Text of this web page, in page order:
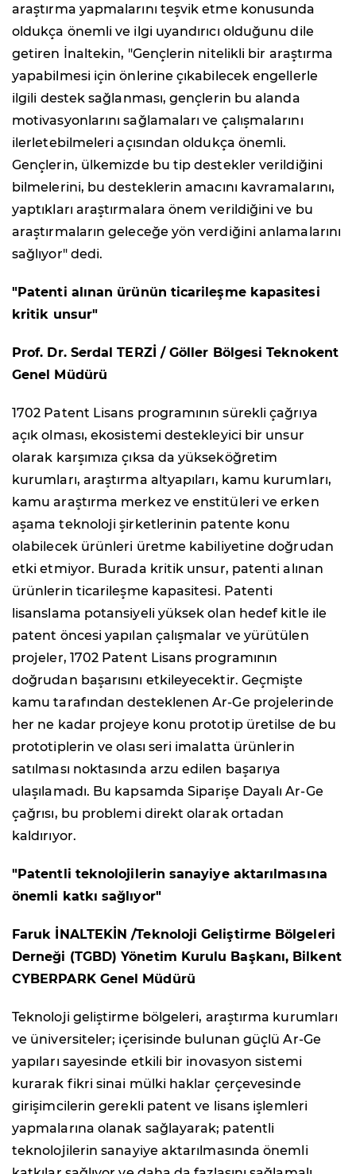
araştırma yapmalarını teşvik etme konusunda
oldukça önemli ve ilgi uyandırıcı olduğunu dile
getiren İnaltekin, "Gençlerin nitelikli bir araştırma
yapabilmesi için önlerine çıkabilecek engellerle
ilgili destek sağlanması, gençlerin bu alanda
motivasyonlarını sağlamaları ve çalışmalarını
ilerletebilmeleri açısından oldukça önemli.
Gençlerin, ülkemizde bu tip destekler verildiğini
bilmelerini, bu desteklerin amacını kavramalarını,
yaptıkları araştırmalara önem verildiğini ve bu
araştırmaların geleceğe yön verdiğini anlamalarını
sağlıyor" dedi.
"Patenti alınan ürünün ticarileşme kapasitesi
kritik unsur"
Prof. Dr. Serdal TERZİ / Göller Bölgesi Teknokent
Genel Müdürü
1702 Patent Lisans programının sürekli çağrıya
açık olması, ekosistemi destekleyici bir unsur
olarak karşımıza çıksa da yükseköğretim
kurumları, araştırma altyapıları, kamu kurumları,
kamu araştırma merkez ve enstitüleri ve erken
aşama teknoloji şirketlerinin patente konu
olabilecek ürünleri üretme kabiliyetine doğrudan
etki etmiyor. Burada kritik unsur, patenti alınan
ürünlerin ticarileşme kapasitesi. Patenti
lisanslama potansiyeli yüksek olan hedef kitle ile
patent öncesi yapılan çalışmalar ve yürütülen
projeler, 1702 Patent Lisans programının
doğrudan başarısını etkileyecektir. Geçmişte
kamu tarafından desteklenen Ar-Ge projelerinde
her ne kadar projeye konu prototip üretilse de bu
prototiplerin ve olası seri imalatta ürünlerin
satılması noktasında arzu edilen başarıya
ulaşılamadı. Bu kapsamda Siparişe Dayalı Ar-Ge
çağrısı, bu problemi direkt olarak ortadan
kaldırıyor.
"Patentli teknolojilerin sanayiye aktarılmasına
önemli katkı sağlıyor"
Faruk İNALTEKİN /Teknoloji Geliştirme Bölgeleri
Derneği (TGBD) Yönetim Kurulu Başkanı, Bilkent
CYBERPARK Genel Müdürü
Teknoloji geliştirme bölgeleri, araştırma kurumları
ve üniversiteler; içerisinde bulunan güçlü Ar-Ge
yapıları sayesinde etkili bir inovasyon sistemi
kurarak fikri sinai mülki haklar çerçevesinde
girişimcilerin gerekli patent ve lisans işlemleri
yapmalarına olanak sağlayarak; patentli
teknolojilerin sanayiye aktarılmasında önemli